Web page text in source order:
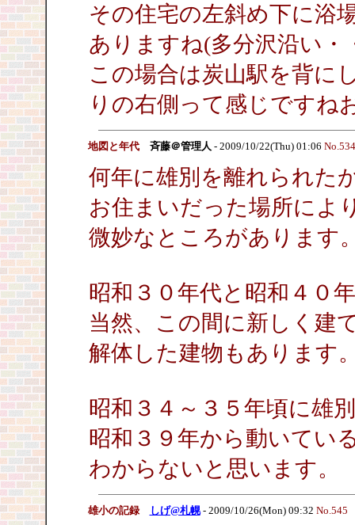
その住宅の左斜め下に浴
ありますね(多分沢沿い・
この場合は炭山駅を背に
りの右側って感じですね
地図と年代 斉藤＠管理人 - 2009/10/22(Thu) 01:06 No.534
何年に雄別を離れられた
お住まいだった場所によ
微妙なところがあります
昭和３０年代と昭和４０
当然、この間に新しく建
解体した建物もあります
昭和３４～３５年頃に雄
昭和３９年から動いてい
わからないと思います。
雄小の記録 しげ@札幌- 2009/10/26(Mon) 09:32 No.545